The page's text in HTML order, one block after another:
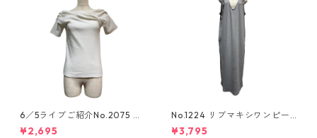
6／5ライブご紹介No.2075 ア
シンメトリーカットソー
¥2,695
No.1224 リブマキシワンピー
ス
¥3,795